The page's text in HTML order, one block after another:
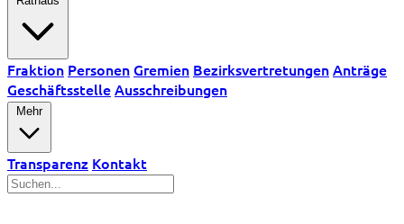
Fraktion PersonenGremien BezirksvertretungenAnträge
GeschäftsstelleAusschreibungen
Mehr
Transparenz Kontakt